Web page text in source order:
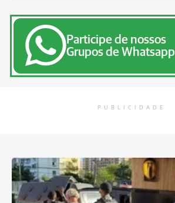
Participe de nossos
Grupos de Whatsapp
PUBLICIDADE